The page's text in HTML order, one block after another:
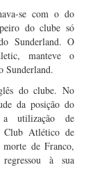
se com o do
do clube só
Sunderland. O
manteve o
Sunderland.
do clube. No
da posição do
utilização de
Club Atlético de
morte de Franco,
à sua